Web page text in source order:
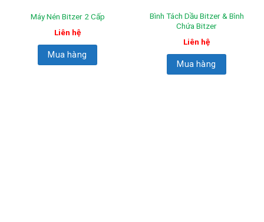
Máy Nén Bitzer 2 Cấp
Liên hệ
Mua hàng
Bình Tách Dầu Bitzer & Bình
Chứa Bitzer
Liên hệ
Mua hàng